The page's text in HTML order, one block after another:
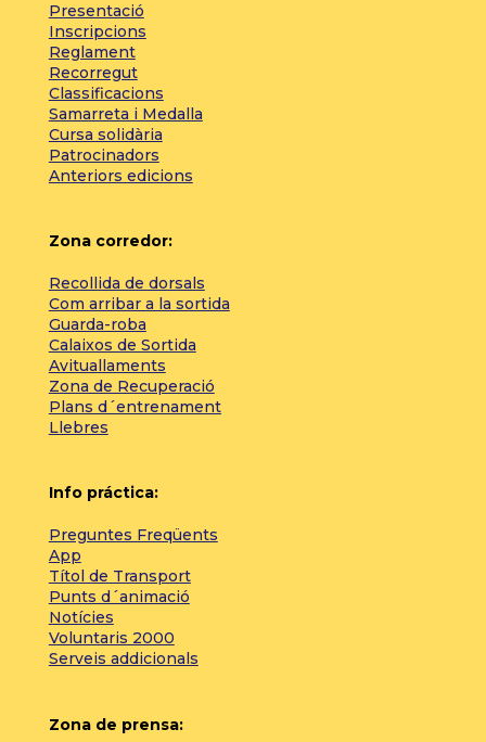
Presentació
Inscripcions
Reglament
Recorregut
Classificacions
Samarreta i Medalla
Cursa solidària
Patrocinadors
Anteriors edicions
Zona corredor:
Recollida de dorsals
Com arribar a la sortida
Guarda-roba
Calaixos de Sortida
Avituallaments
Zona de Recuperació
Plans d´entrenament
Llebres
Info práctica:
Preguntes Freqüents
App
Títol de Transport
Punts d´animació
Notícies
Voluntaris 2000
Serveis addicionals
Zona de prensa: